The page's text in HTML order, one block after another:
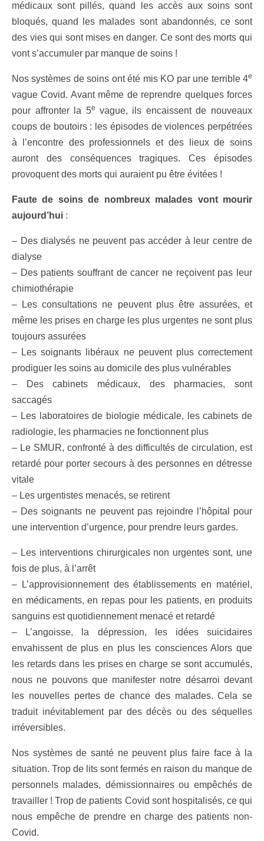
médicaux sont pillés, quand les accès aux soins sont
bloqués, quand les malades sont abandonnés, ce sont
des vies qui sont mises en danger. Ce sont des morts qui
vont s’accumuler par manque de soins !
Nos systèmes de soins ont été mis KO par une terrible 4e
vague Covid. Avant même de reprendre quelques forces
pour affronter la 5e vague, ils encaissent de nouveaux
coups de boutoirs : les épisodes de violences perpétrées
à l’encontre des professionnels et des lieux de soins
auront des conséquences tragiques. Ces épisodes
provoquent des morts qui auraient pu être évitées !
Faute de soins de nombreux malades vont mourir
aujourd’hui :
– Des dialysés ne peuvent pas accéder à leur centre de
dialyse
– Des patients souffrant de cancer ne reçoivent pas leur
chimiothérapie
– Les consultations ne peuvent plus être assurées, et
même les prises en charge les plus urgentes ne sont plus
toujours assurées
– Les soignants libéraux ne peuvent plus correctement
prodiguer les soins au domicile des plus vulnérables
– Des cabinets médicaux, des pharmacies, sont
saccagés
– Les laboratoires de biologie médicale, les cabinets de
radiologie, les pharmacies ne fonctionnent plus
– Le SMUR, confronté à des difficultés de circulation, est
retardé pour porter secours à des personnes en détresse
vitale
– Les urgentistes menacés, se retirent
– Des soignants ne peuvent pas rejoindre l’hôpital pour
une intervention d’urgence, pour prendre leurs gardes.
– Les interventions chirurgicales non urgentes sont, une
fois de plus, à l’arrêt
– L’approvisionnement des établissements en matériel,
en médicaments, en repas pour les patients, en produits
sanguins est quotidiennement menacé et retardé
– L’angoisse, la dépression, les idées suicidaires
envahissent de plus en plus les consciences Alors que
les retards dans les prises en charge se sont accumulés,
nous ne pouvons que manifester notre désarroi devant
les nouvelles pertes de chance des malades. Cela se
traduit inévitablement par des décès ou des séquelles
irréversibles.
Nos systèmes de santé ne peuvent plus faire face à la
situation. Trop de lits sont fermés en raison du manque de
personnels malades, démissionnaires ou empêchés de
travailler ! Trop de patients Covid sont hospitalisés, ce qui
nous empêche de prendre en charge des patients non-
Covid.